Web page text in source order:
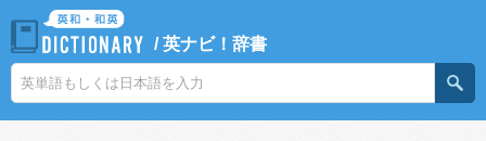
/英ナビ！辞書